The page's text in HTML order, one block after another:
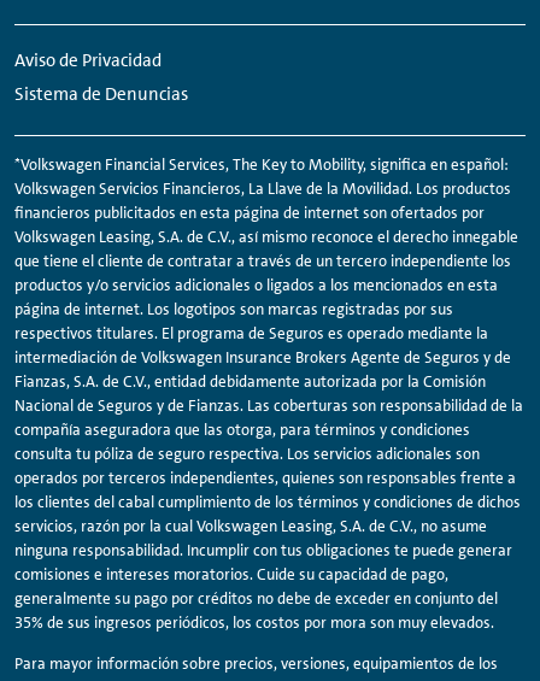
Navigation
Aviso de Privacidad
Sistema de Denuncias
Media
Network
*Volkswagen Financial Services, The Key to Mobility, significa en español:
Volkswagen Servicios Financieros, La Llave de la Movilidad. Los productos
financieros publicitados en esta página de internet son ofertados por
Volkswagen Leasing, S.A. de C.V., así mismo reconoce el derecho innegable
que tiene el cliente de contratar a través de un tercero independiente los
productos y/o servicios adicionales o ligados a los mencionados en esta
página de internet. Los logotipos son marcas registradas por sus
respectivos titulares. El programa de Seguros es operado mediante la
intermediación de Volkswagen Insurance Brokers Agente de Seguros y de
Fianzas, S.A. de C.V., entidad debidamente autorizada por la Comisión
Nacional de Seguros y de Fianzas. Las coberturas son responsabilidad de la
compañía aseguradora que las otorga, para términos y condiciones
consulta tu póliza de seguro respectiva. Los servicios adicionales son
operados por terceros independientes, quienes son responsables frente a
los clientes del cabal cumplimiento de los términos y condiciones de dichos
servicios, razón por la cual Volkswagen Leasing, S.A. de C.V., no asume
ninguna responsabilidad. Incumplir con tus obligaciones te puede generar
comisiones e intereses moratorios. Cuide su capacidad de pago,
generalmente su pago por créditos no debe de exceder en conjunto del
35% de sus ingresos periódicos, los costos por mora son muy elevados.
Para mayor información sobre precios, versiones, equipamientos de los